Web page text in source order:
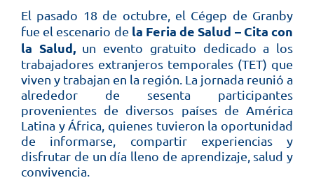
El pasado 18 de octubre, el Cégep de Granby
fue el escenario de la Feria de Salud – Cita con
la Salud,un evento gratuito dedicado a los
trabajadores extranjeros temporales (TET) que
viven y trabajan en la región. La jornada reunió a
alrededor de sesenta participantes
provenientes de diversos países de América
Latina y África, quienes tuvieron la oportunidad
de informarse, compartir experiencias y
disfrutar de un día lleno de aprendizaje, salud y
convivencia.